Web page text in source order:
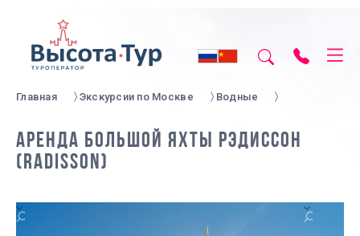
Главная Экскурсии по Москве Водные
АРЕНДА БОЛЬШОЙ ЯХТЫ РЭДИССОН
(RADISSON)